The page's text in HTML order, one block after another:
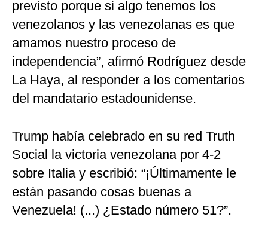
previsto porque si algo tenemos los
venezolanos y las venezolanas es que
amamos nuestro proceso de
independencia”, afirmó Rodríguez desde
La Haya, al responder a los comentarios
del mandatario estadounidense.
Trump había celebrado en su red Truth
Social la victoria venezolana por 4-2
sobre Italia y escribió: “¡Últimamente le
están pasando cosas buenas a
Venezuela! (...) ¿Estado número 51?”.